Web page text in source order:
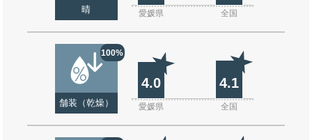
晴 愛媛県 全国
100%
舗装（乾燥）
4.0 4.1
愛媛県 全国